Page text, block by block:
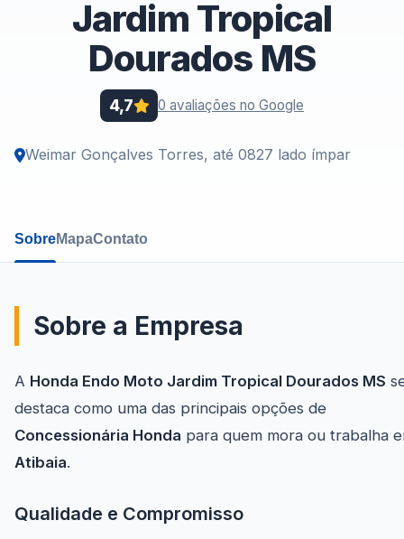
Jardim Tropical
Dourados MS
4,7 0 avaliações no Google
Weimar Gonçalves Torres, até 0827 lado ímpar
SobreMapaContato
Sobre a Empresa
A Honda Endo Moto Jardim Tropical Dourados MS
destaca como uma das principais opções de
Concessionária Honda para quem mora ou trabalha
Atibaia.
Qualidade e Compromisso